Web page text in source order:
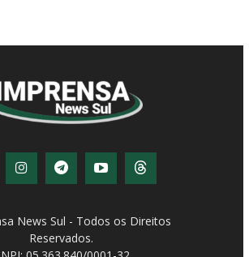
Reservados.
CNPJ: 05.363.840/0001-32